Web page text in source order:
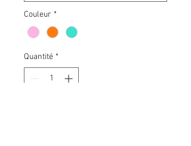
Couleur *
Quantité *